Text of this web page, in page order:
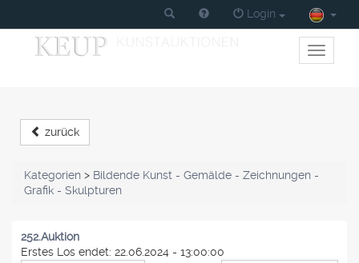
Login
Toggle
primary
zurück
Kategorien > Bildende Kunst - Gemälde - Zeichnungen -
Grafik - Skulpturen
252.Auktion
Erstes Los endet: 22.06.2024 - 13:00:00